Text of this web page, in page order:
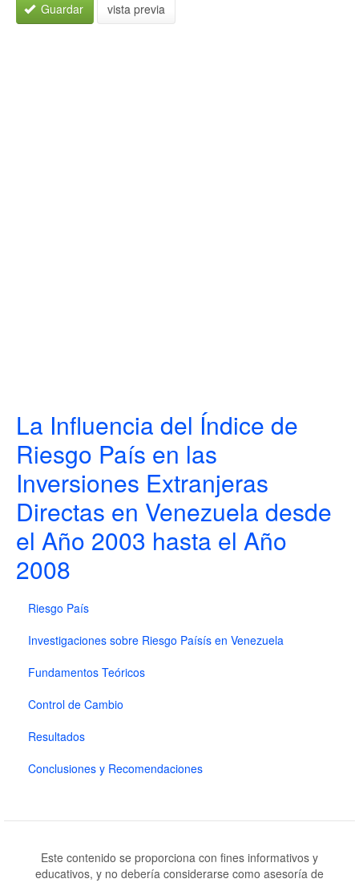
Guardar vista previa
La Influencia del Índice de
Riesgo País en las
Inversiones Extranjeras
Directas en Venezuela desde
el Año 2003 hasta el Año
2008
Riesgo País
Investigaciones sobre Riesgo Paísís en Venezuela
Fundamentos Teóricos
Control de Cambio
Resultados
Conclusiones y Recomendaciones
Este contenido se proporciona con fines informativos y
educativos, y no debería considerarse como asesoría de